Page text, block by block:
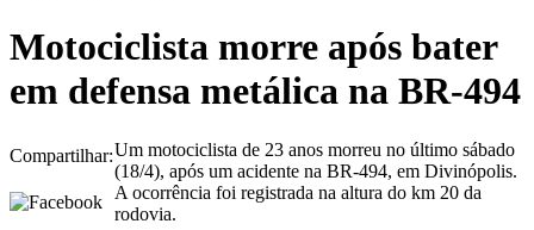
Motociclista morre após bater
em defensa metálica na BR-494
Compartilhar:Um motociclista de 23 anos morreu no último sábado
(18/4), após um acidente na BR-494, em Divinópolis.
A ocorrência foi registrada na altura do km 20 da
rodovia.